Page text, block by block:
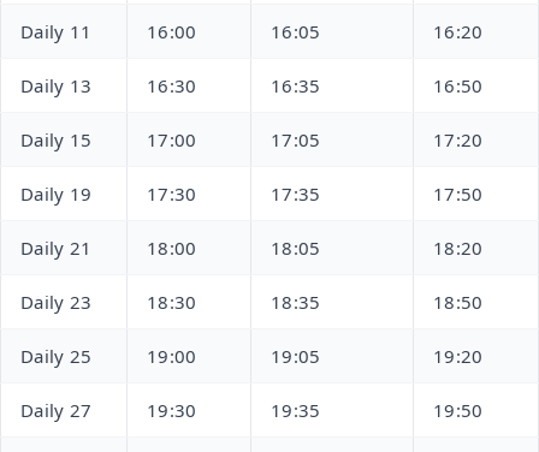
Daily 11 16:00 16:05 16:20
Daily 13 16:30 16:35 16:50
Daily 15 17:00 17:05 17:20
Daily 19 17:30 17:35 17:50
Daily 21 18:00 18:05 18:20
Daily 23 18:30 18:35 18:50
Daily 25 19:00 19:05 19:20
Daily 27 19:30 19:35 19:50